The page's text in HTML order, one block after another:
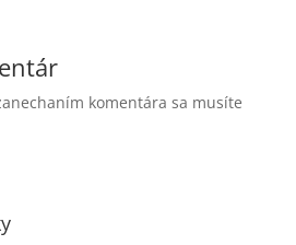
komentára sa musíte